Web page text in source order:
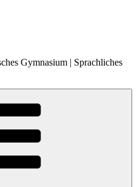
Gymnasium | Sprachliches